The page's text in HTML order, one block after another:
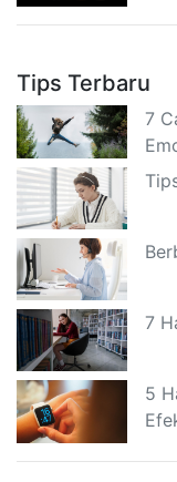
Tips Terbaru
7
7
5